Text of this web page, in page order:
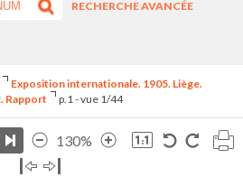
RECHERCHE AVANCÉE
Exposition internationale. 1905. Liège.
Rapport
p.1 - vue 1/44
130%